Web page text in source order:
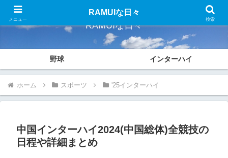
RAMUIな日々
野球 インターハイ
ホーム スポーツ '25インターハイ
中国インターハイ2024(中国総体)全競技の
日程や詳細まとめ
メニュー
RAMUIな日々
検索